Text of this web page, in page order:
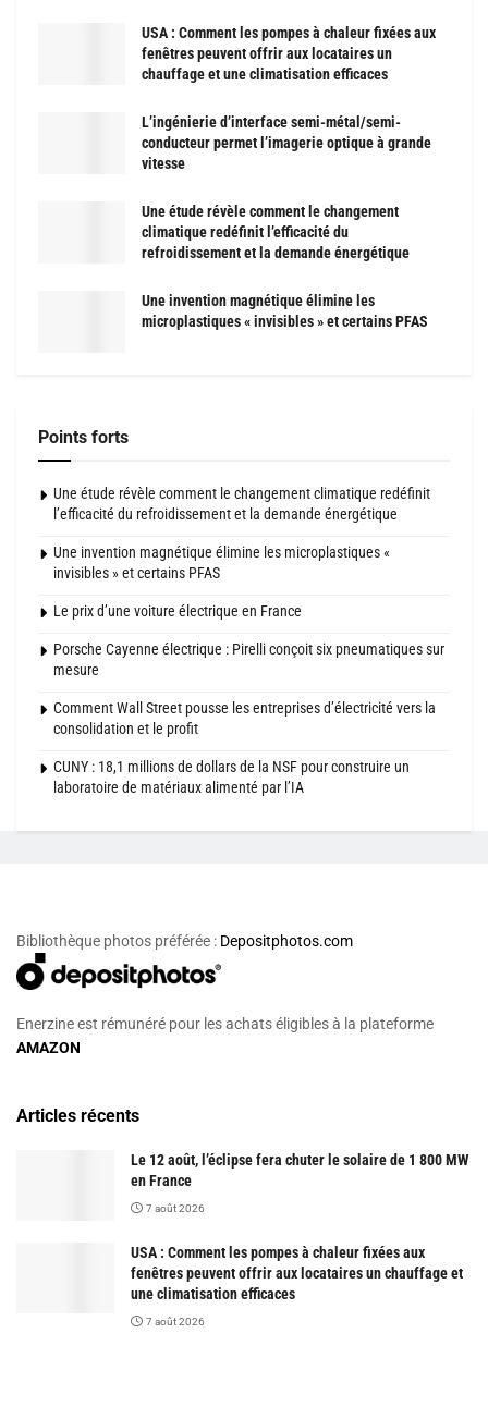
USA : Comment les pompes à chaleur fixées aux
fenêtres peuvent offrir aux locataires un
chauffage et une climatisation efficaces
L’ingénierie d’interface semi-métal/semi-
conducteur permet l’imagerie optique à grande
vitesse
Une étude révèle comment le changement
climatique redéfinit l’efficacité du
refroidissement et la demande énergétique
Une invention magnétique élimine les
microplastiques « invisibles » et certains PFAS
Points forts
Une étude révèle comment le changement climatique redéfinit
l’efficacité du refroidissement et la demande énergétique
Une invention magnétique élimine les microplastiques «
invisibles » et certains PFAS
Le prix d’une voiture électrique en France
Porsche Cayenne électrique : Pirelli conçoit six pneumatiques sur
mesure
Comment Wall Street pousse les entreprises d’électricité vers la
consolidation et le profit
CUNY : 18,1 millions de dollars de la NSF pour construire un
laboratoire de matériaux alimenté par l’IA
Bibliothèque photos préférée : Depositphotos.com
Enerzine est rémunéré pour les achats éligibles à la plateforme
AMAZON
Articles récents
Le 12 août, l’éclipse fera chuter le solaire de 1 800 MW
en France
7 août 2026
USA : Comment les pompes à chaleur fixées aux
fenêtres peuvent offrir aux locataires un chauffage et
une climatisation efficaces
7 août 2026